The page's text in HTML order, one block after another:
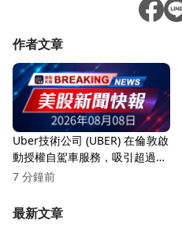
作者文章
Uber技術公司 (UBER) 在倫敦啟
動授權自駕車服務，吸引超過10
萬人報名！
7 分鐘前
最新文章